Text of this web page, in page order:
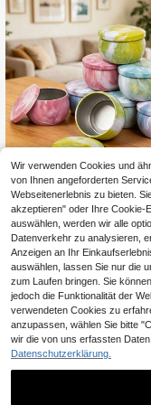
chmuckkasten und Party
16er Set leere Blechdosen
xie-Marmor-Muster, DIY
n-Handwerk Dekoration
zenbehälter,
nke und kleine
n für den Haushalt
28 übrig
3,74€ -18% 4,57€
Wir verwenden Cookies und
von Ihnen angeforderten
Webseitenerlebnis zu bieten.
akzeptieren" oder Ihre Cookie-
auswählen, werden wir alle
Datenverkehr zu analysieren,
Anzeigen an Ihr
auswählen, lassen Sie nur die
zum Laufen bringen. Sie
jedoch die Funktionalität der
verwendeten Cookies zu
anzupassen, wählen Sie bitte
wir die von uns erfassten Daten
Datenschutzerklärung.